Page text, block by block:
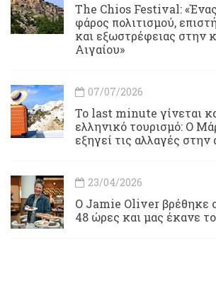
Τhe Chios Festival:
φάρος πολιτισμού,
και εξωστρέφειας στην
Αιγαίου»
07/07/2026
Το last minute γίνεται
ελληνικό τουρισμό: Ο
εξηγεί τις αλλαγές στην
23/04/2026
Ο Jamie Oliver βρέθηκε
48 ώρες και μας έκανε